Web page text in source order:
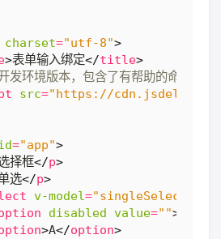
charset="utf-8">
>表单输入绑定</title>
环境版本，包含了有帮助的命令行
src="https://
="app">
择框</p>
选</p>
v-model="singleSelected"
disabled value="">
>A</option>